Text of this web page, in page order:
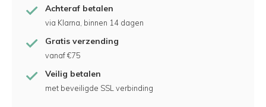
Achteraf betalen
via Klarna, binnen 14 dagen
Gratis verzending
vanaf €75
Veilig betalen
met beveiligde SSL verbinding